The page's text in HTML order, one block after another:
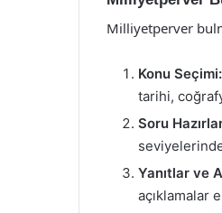
Milliyetperver
Konu Seçimi:
tarihi,
Soru
Yanıtlar ve
açıklamalar